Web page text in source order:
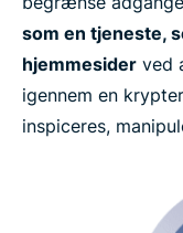
som en tjeneste,
hjemmesider ved
igennem en
inspiceres,